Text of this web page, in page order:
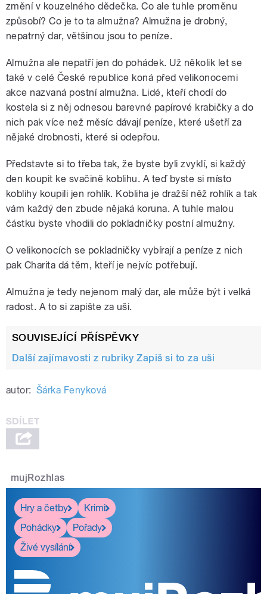
změní v kouzelného dědečka. Co ale tuhle proměnu
způsobí? Co je to ta almužna? Almužna je drobný,
nepatrný dar, většinou jsou to peníze.
Almužna ale nepatří jen do pohádek. Už několik let se
také v celé České republice koná před velikonocemi
akce nazvaná postní almužna. Lidé, kteří chodí do
kostela si z něj odnesou barevné papírové krabičky a do
nich pak více než měsíc dávají peníze, které ušetří za
nějaké drobnosti, které si odepřou.
Představte si to třeba tak, že byste byli zvyklí, si každý
den koupit ke svačině koblihu. A teď byste si místo
koblihy koupili jen rohlík. Kobliha je dražší něž rohlík a tak
vám každý den zbude nějaká koruna. A tuhle malou
částku byste vhodili do pokladničky postní almužny.
O velikonocích se pokladničky vybírají a peníze z nich
pak Charita dá těm, kteří je nejvíc potřebují.
Almužna je tedy nejenom malý dar, ale může být i velká
radost. A to si zapište za uši.
SOUVISEJÍCÍ PŘÍSPĚVKY
Další zajímavosti z rubriky Zapiš si to za uši
autor: Šárka Fenyková
mujRozhlas
Hry a četby
Krimi
Pohádky
Pořady
Živé vysílání